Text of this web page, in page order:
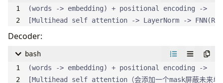
[Multihead self attention -> LayerNorm ->
Decoder:
bash
[Multihead self attention（会添加一个mask屏蔽未